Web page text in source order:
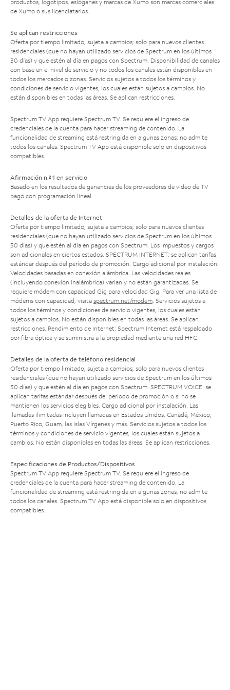
productos, logotipos, eslóganes y marcas de Xumo son marcas comerciales
de Xumo o sus licenciatarios.
Se aplican restricciones
Oferta por tiempo limitado; sujeta a cambios; solo para nuevos clientes
residenciales (que no hayan utilizado servicios de Spectrum en los últimos
30 días) y que estén al día en pagos con Spectrum. Disponibilidad de canales
con base en el nivel de servicio y no todos los canales están disponibles en
todos los mercados o zonas. Servicios sujetos a todos los términos y
condiciones de servicio vigentes, los cuales están sujetos a cambios. No
están disponibles en todas las áreas. Se aplican restricciones.
Spectrum TV App requiere Spectrum TV. Se requiere el ingreso de
credenciales de la cuenta para hacer streaming de contenido. La
funcionalidad de streaming está restringida en algunas zonas; no admite
todos los canales. Spectrum TV App está disponible solo en dispositivos
compatibles.
Afirmación n.º 1 en servicio
Basado en los resultados de ganancias de los proveedores de video de TV
pago con programación lineal.
Detalles de la oferta de Internet
Oferta por tiempo limitado; sujeta a cambios; solo para nuevos clientes
residenciales (que no hayan utilizado servicios de Spectrum en los últimos
30 días) y que estén al día en pagos con Spectrum. Los impuestos y cargos
son adicionales en ciertos estados. SPECTRUM INTERNET: se aplican tarifas
estándar después del período de promoción. Cargo adicional por instalación.
Velocidades basadas en conexión alámbrica. Las velocidades reales
(incluyendo conexión inalámbrica) varían y no están garantizadas. Se
requiere módem con capacidad Gig para velocidad Gig. Para ver una lista de
módems con capacidad, visita spectrum.net/modem . Servicios sujetos a
todos los términos y condiciones de servicio vigentes, los cuales están
sujetos a cambios. No están disponibles en todas las áreas. Se aplican
restricciones. Rendimiento de Internet: Spectrum Internet está respaldado
por fibra óptica y se suministra a la propiedad mediante una red HFC.
Detalles de la oferta de teléfono residencial
Oferta por tiempo limitado; sujeta a cambios; solo para nuevos clientes
residenciales (que no hayan utilizado servicios de Spectrum en los últimos
30 días) y que estén al día en pagos con Spectrum. SPECTRUM VOICE: se
aplican tarifas estándar después del período de promoción o si no se
mantienen los servicios elegibles. Cargo adicional por instalación. Las
llamadas ilimitadas incluyen llamadas en Estados Unidos, Canadá, México,
Puerto Rico, Guam, las Islas Vírgenes y más. Servicios sujetos a todos los
términos y condiciones de servicio vigentes, los cuales están sujetos a
cambios. No están disponibles en todas las áreas. Se aplican restricciones.
Especificaciones de Productos/Dispositivos
Spectrum TV App requiere Spectrum TV. Se requiere el ingreso de
credenciales de la cuenta para hacer streaming de contenido. La
funcionalidad de streaming está restringida en algunas zonas; no admite
todos los canales. Spectrum TV App está disponible solo en dispositivos
compatibles.